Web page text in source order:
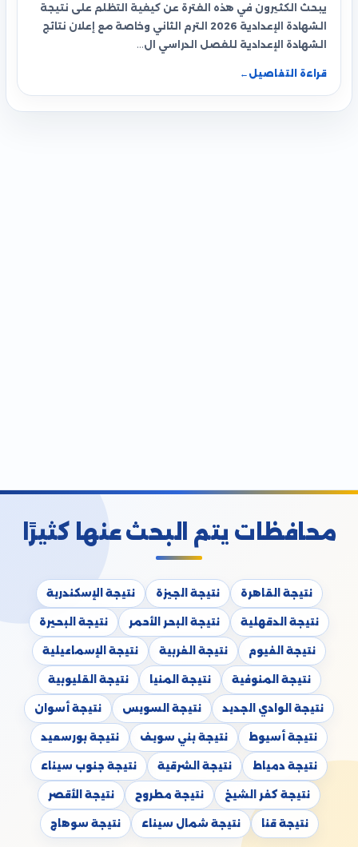
يبحث الكثيرون في هذه الفترة عن كيفية التظلم على نتيجة
الشهادة الإعدادية 2026 الترم الثاني وخاصة مع إعلان نتائج
الشهادة الإعدادية للفصل الدراسي ال…
قراءة التفاصيل ←
محافظات يتم البحث عنها كثيرًا
نتيجة القاهرة نتيجة الجيزة نتيجة الإسكندرية
نتيجة الدقهلية نتيجة البحر الأحمر نتيجة البحيرة
نتيجة الفيوم نتيجة الغربية نتيجة الإسماعيلية
نتيجة المنوفية نتيجة المنيا نتيجة القليوبية
نتيجة الوادي الجديد نتيجة السويس نتيجة أسوان
نتيجة أسيوط نتيجة بني سويف نتيجة بورسعيد
نتيجة دمياط نتيجة الشرقية نتيجة جنوب سيناء
نتيجة كفر الشيخ نتيجة مطروح نتيجة الأقصر
نتيجة قنا نتيجة شمال سيناء نتيجة سوهاج